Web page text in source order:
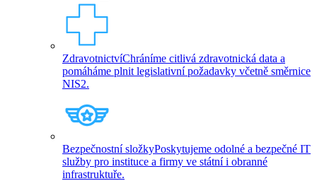
ZdravotnictvíChráníme citlivá zdravotnická data a
pomáháme plnit legislativní požadavky včetně směrnice
NIS2.
Bezpečnostní složkyPoskytujeme odolné a bezpečné IT
služby pro instituce a firmy ve státní i obranné
infrastruktuře.